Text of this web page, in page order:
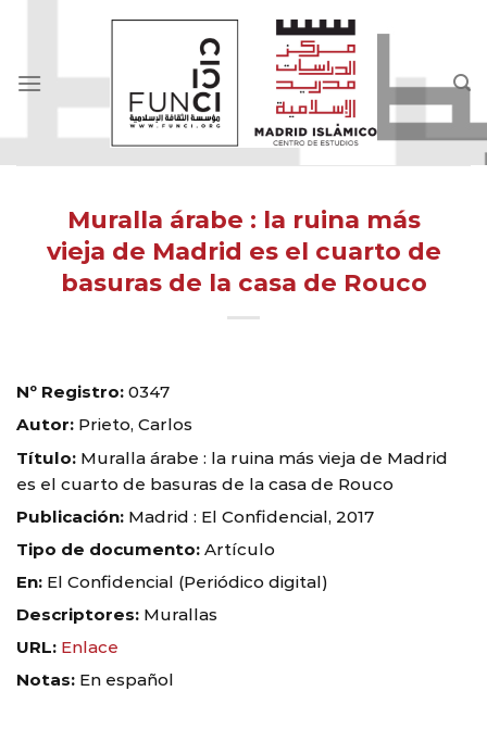
Muralla árabe : la ruina más
vieja de Madrid es el cuarto de
basuras de la casa de Rouco
Nº Registro: 0347
Autor: Prieto, Carlos
Título: Muralla árabe : la ruina más vieja de Madrid
es el cuarto de basuras de la casa de Rouco
Publicación: Madrid : El Confidencial, 2017
Tipo de documento: Artículo
En: El Confidencial (Periódico digital)
Descriptores: Murallas
URL: Enlace
Notas: En español